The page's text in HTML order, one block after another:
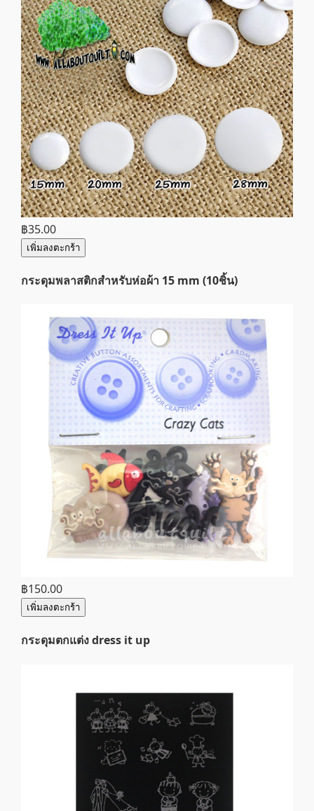
฿35.00
เพิ่มลงตะกร้า
กระดุมพลาสติกสำหรับห่อผ้า 15 mm (10ชิ้น)
฿150.00
เพิ่มลงตะกร้า
กระดุมตกแต่ง dress it up